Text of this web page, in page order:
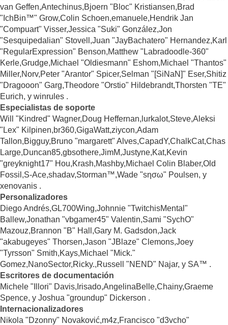
van Geffen,Antechinus,Bjoern "Bloc" Kristiansen,Brad
"IchBin™" Grow,Colin Schoen,emanuele,Hendrik Jan
"Compuart" Visser,Jessica "Suki" González,Jon
"Sesquipedalian" Stovell,Juan "JayBachatero" Hernandez,Karl
"RegularExpression" Benson,Matthew "Labradoodle-360"
Kerle,Grudge,Michael "Oldiesmann" Eshom,Michael "Thantos"
Miller,Norv,Peter "Arantor" Spicer,Selman "[SiNaN]" Eser,Shitiz
"Dragooon" Garg,Theodore "Orstio" Hildebrandt,Thorsten "TE"
Eurich, y winrules .
Especialistas de soporte
Will "Kindred" Wagner,Doug Heffernan,lurkalot,Steve,Aleksi
"Lex" Kilpinen,br360,GigaWatt,ziycon,Adam
Tallon,Bigguy,Bruno "margarett" Alves,CapadY,ChalkCat,Chas
Large,Duncan85,gbsothere,JimM,Justyne,Kat,Kevin
"greyknight17" Hou,Krash,Mashby,Michael Colin Blaber,Old
Fossil,S-Ace,shadav,Storman™,Wade "sησω" Poulsen, y
xenovanis .
Personalizadores
Diego Andrés,GL700Wing,Johnnie "TwitchisMental"
Ballew,Jonathan "vbgamer45" Valentin,Sami "SychO"
Mazouz,Brannon "B" Hall,Gary M. Gadsdon,Jack
"akabugeyes" Thorsen,Jason "JBlaze" Clemons,Joey
"Tyrsson" Smith,Kays,Michael "Mick."
Gomez,NanoSector,Ricky.,Russell "NEND" Najar, y SA™ .
Escritores de documentación
Michele "Illori" Davis,Irisado,AngelinaBelle,Chainy,Graeme
Spence, y Joshua "groundup" Dickerson .
Internacionalizadores
Nikola "Dzonny" Novaković,m4z,Francisco "d3vcho"